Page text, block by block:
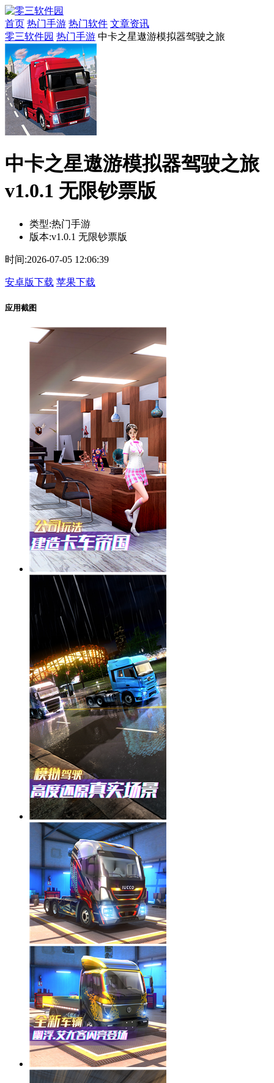
首页 热门手游 热门软件 文章资讯
零三软件园 热门手游 中卡之星遨游模拟器驾驶之旅
中卡之星遨游模拟器驾驶之旅
v1.0.1 无限钞票版
类型:热门手游
版本:v1.0.1 无限钞票版
时间:2026-07-05 12:06:39
安卓版下载 苹果下载
应用截图